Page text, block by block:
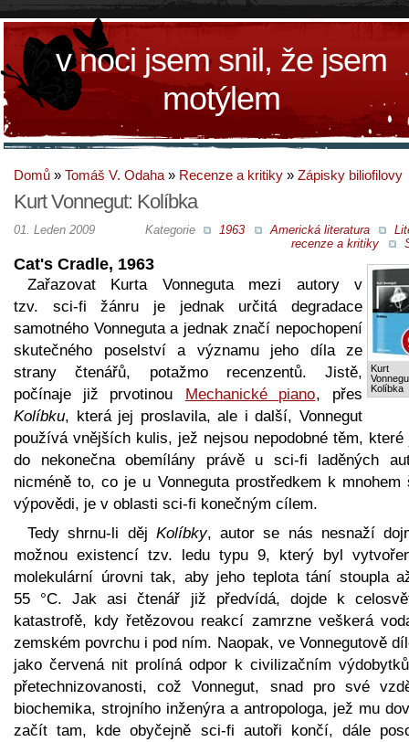
v noci jsem snil, že jsem
motýlem
Domů » Tomáš V. Odaha » Recenze a kritiky » Zápisky biliofilovy
Kurt Vonnegut: Kolíbka
Kategorie 1963 Americká literatura
recenze a kritiky
01. Leden 2009
Kurt
Kolíbka
Cat's Cradle, 1963
Zařazovat Kurta Vonneguta mezi autory v
tzv. sci-fi žánru je jednak určitá degradace
samotného Vonneguta a jednak značí nepochopení
skutečného poselství a významu jeho díla ze
strany čtenářů, potažmo recenzentů. Jistě,
počínaje již prvotinou
Mechanické piano, přes
Kolíbku, která jej proslavila, ale i další, Vonnegut
používá vnějších kulis, jež nejsou nepodobné těm, které
do nekonečna obemílány právě u sci-fi laděných
nicméně to, co je u Vonneguta prostředkem k mnohem
výpovědi, je v oblasti sci-fi konečným cílem.
Tedy shrnu-li děj Kolíbky, autor se nás nesnaží
možnou existencí tzv. ledu typu 9, který byl
molekulární úrovni tak, aby jeho teplota tání stoupla
55 °C. Jak asi čtenář již předvídá, dojde k
katastrofě, kdy řetězovou reakcí zamrzne veškerá
zemském povrchu i pod ním. Naopak, ve Vonnegutově
jako červená nit prolíná odpor k civilizačním
přetechnizovanosti, což Vonnegut, snad pro své
biochemika, strojního inženýra a antropologa, jež mu
začít tam, kde obyčejně sci-fi autoři končí, dále